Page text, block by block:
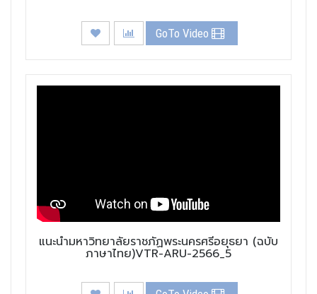
GoTo Video
แนะนำมหาวิทยาลัยราชภัฏพระนครศรีอยุธยา (ฉบับ
ภาษาไทย)VTR-ARU-2566_5